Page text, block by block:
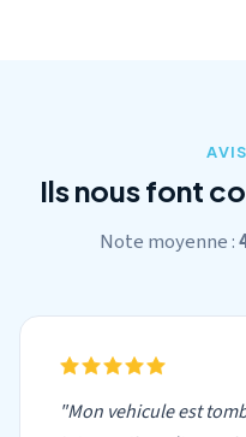
Ils nous font
Note moyenne :
"Mon vehicule est